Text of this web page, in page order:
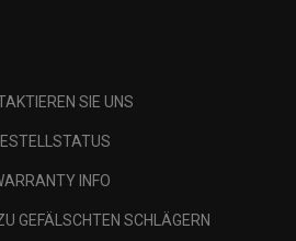
SIE UNS
INFO
GEFÄLSCHTEN SCHLÄGERN